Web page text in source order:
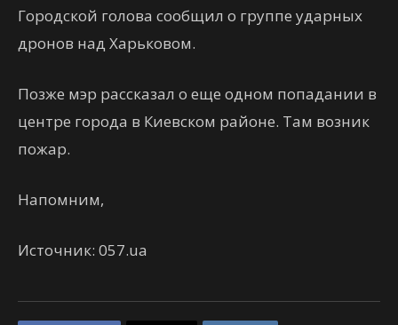
Городской голова сообщил о группе ударных
дронов над Харьковом.
Позже мэр рассказал о еще одном попадании в
центре города в Киевском районе. Там возник
пожар.
Напомним,
Источник: 057.ua